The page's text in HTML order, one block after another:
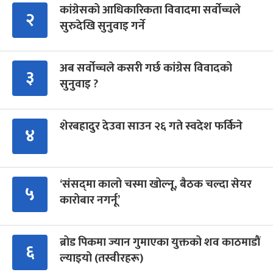
२
कांग्रेसको आधिकारिकता विवादमा सर्वोच्चले
सुरुदेखि सुनुवाइ गर्ने
३
अब सर्वोच्चले कसरी गर्छ कांग्रेस विवादको
सुनुवाइ ?
४ शेरबहादुर देउवा साउन २६ गते स्वदेश फर्किने
५
‘संसद्‍मा कालो चस्मा खोल्नू, बैठक चल्दा सेयर
कारोबार नगर्नू’
६
ब्रोड पिकमा ज्यान गुमाएका युक्तको शव काठमाडौं
ल्याइयो (तस्वीरहरू)